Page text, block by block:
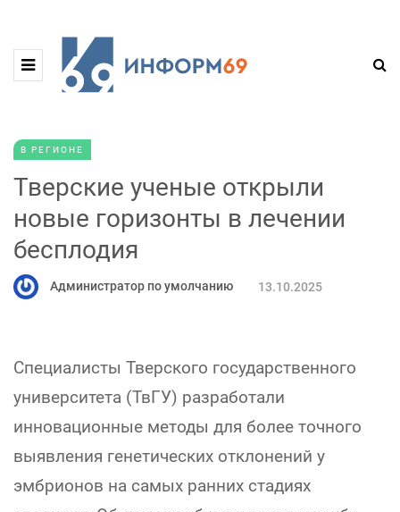
В РЕГИОНЕ
Тверские ученые открыли
новые горизонты в лечении
бесплодия
Администратор по умолчанию 13.10.2025
Специалисты Тверского государственного
университета (ТвГУ) разработали
инновационные методы для более точного
выявления генетических отклонений у
эмбрионов на самых ранних стадиях